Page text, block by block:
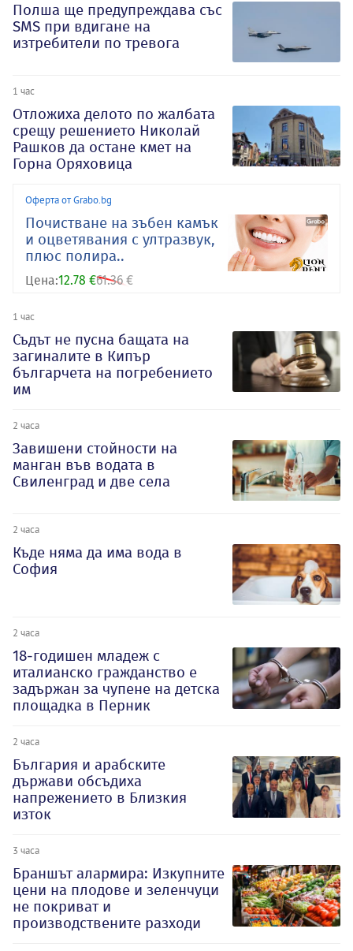
Полша ще предупреждава със
SMS при вдигане на
изтребители по тревога
1 час
Отложиха делото по жалбата
срещу решението Николай
Рашков да остане кмет на
Горна Оряховица
Оферта от Grabo.bg
Почистване на зъбен камък
и оцветявания с ултразвук,
плюс полира..
Цена:12.78 €61.36 €
1 час
Съдът не пусна бащата на
загиналите в Кипър
българчета на погребението
им
2 часа
Завишени стойности на
манган във водата в
Свиленград и две села
2 часа
Къде няма да има вода в
София
2 часа
18-годишен младеж с
италианско гражданство е
задържан за чупене на детска
площадка в Перник
2 часа
България и арабските
държави обсъдиха
напрежението в Близкия
изток
3 часа
Браншът алармира: Изкупните
цени на плодове и зеленчуци
не покриват и
производствените разходи